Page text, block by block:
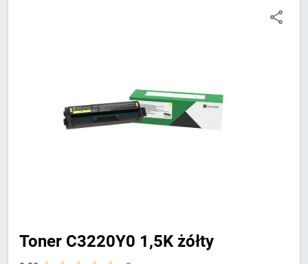
Toner C3220Y0 1,5K żółty